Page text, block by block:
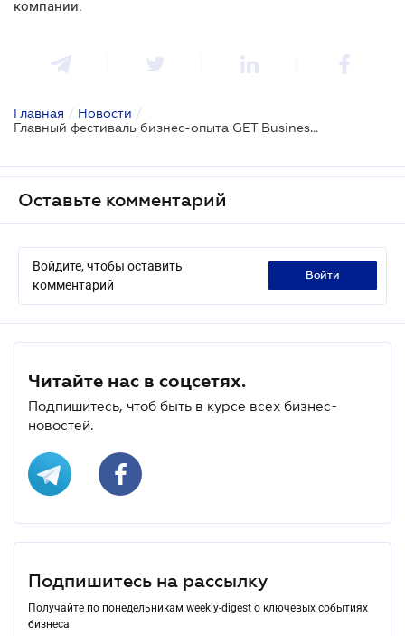
компании.
Главная / Новости /
Главный фестиваль бизнес-опыта GET Business Festival состоится уже 14 июля
Оставьте комментарий
Войдите, чтобы оставить
комментарий
войти
Читайте нас в соцсетях.
Подпишитесь, чтоб быть в курсе всех бизнес-
новостей.
Подпишитесь на рассылку
Получайте по понедельникам weekly-digest о ключевых событиях
бизнеса